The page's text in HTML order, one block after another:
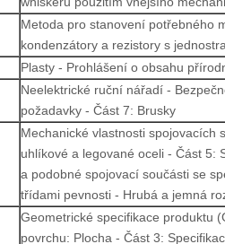
Metoda pro stanovení potřebného
kondenzátory a rezistory s
Plasty - Prohlášení o obsahu
Neelektrické ruční nářadí -
požadavky - Část 7: Brusky
Mechanické vlastnosti spojovacích
uhlíkové a legované oceli - Část 5:
a podobné spojovací součásti se
třídami pevnosti - Hrubá a jemná
Geometrické specifikace produktu
povrchu: Plocha - Část 3: